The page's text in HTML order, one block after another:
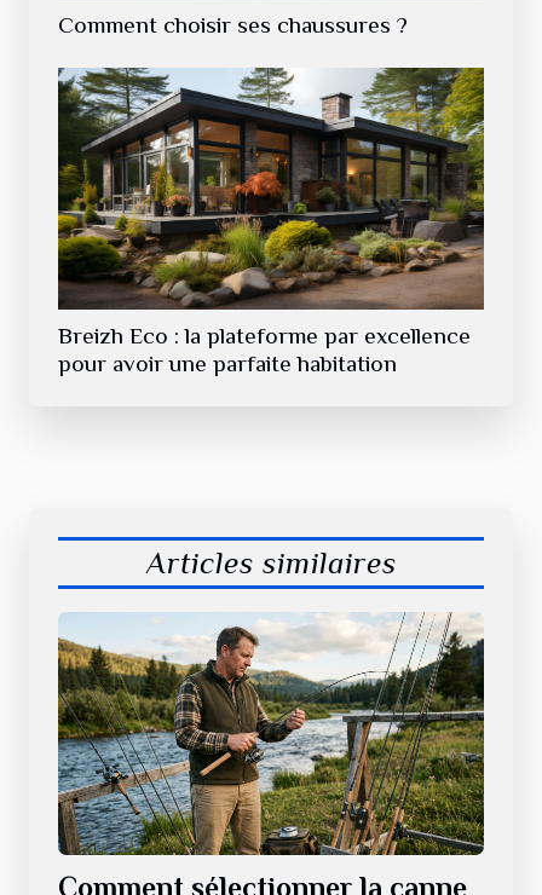
Comment choisir ses chaussures ?
Breizh Eco : la plateforme par excellence
pour avoir une parfaite habitation
Articles similaires
Comment sélectionner la canne